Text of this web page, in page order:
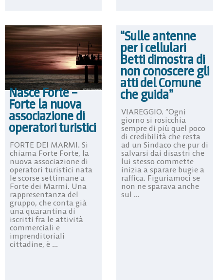
Nasce Forte –
Forte la nuova
associazione di
operatori turistici
FORTE DEI MARMI. Si
chiama Forte Forte, la
nuova associazione di
operatori turistici nata
le scorse settimane a
Forte dei Marmi. Una
rappresentanza del
gruppo, che conta già
una quarantina di
iscritti fra le attività
commerciali e
imprenditoriali
cittadine, è ...
“Sulle antenne
per i cellulari
Betti dimostra di
non conoscere gli
atti del Comune
che guida”
VIAREGGIO. “Ogni
giorno si rosicchia
sempre di più quel poco
di credibilità che resta
ad un Sindaco che pur di
salvarsi dai disastri che
lui stesso commette
inizia a sparare bugie a
raffica. Figuriamoci se
non ne sparava anche
sul ...